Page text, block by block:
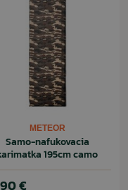
METEOR
Samo-nafukovacia
195cm camo
€